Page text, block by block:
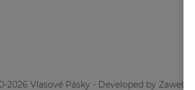
2026 Vlasové Pásky - Developed by Zawebuj